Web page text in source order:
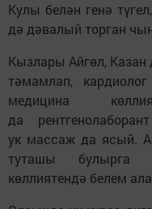
Кулы белән генә
дә дәвалый торган
Кызлары Айгөл, Казан
тәмамлап,
медицина
да
ук массаж да ясый.
туташы булырга
көллиятендә белем